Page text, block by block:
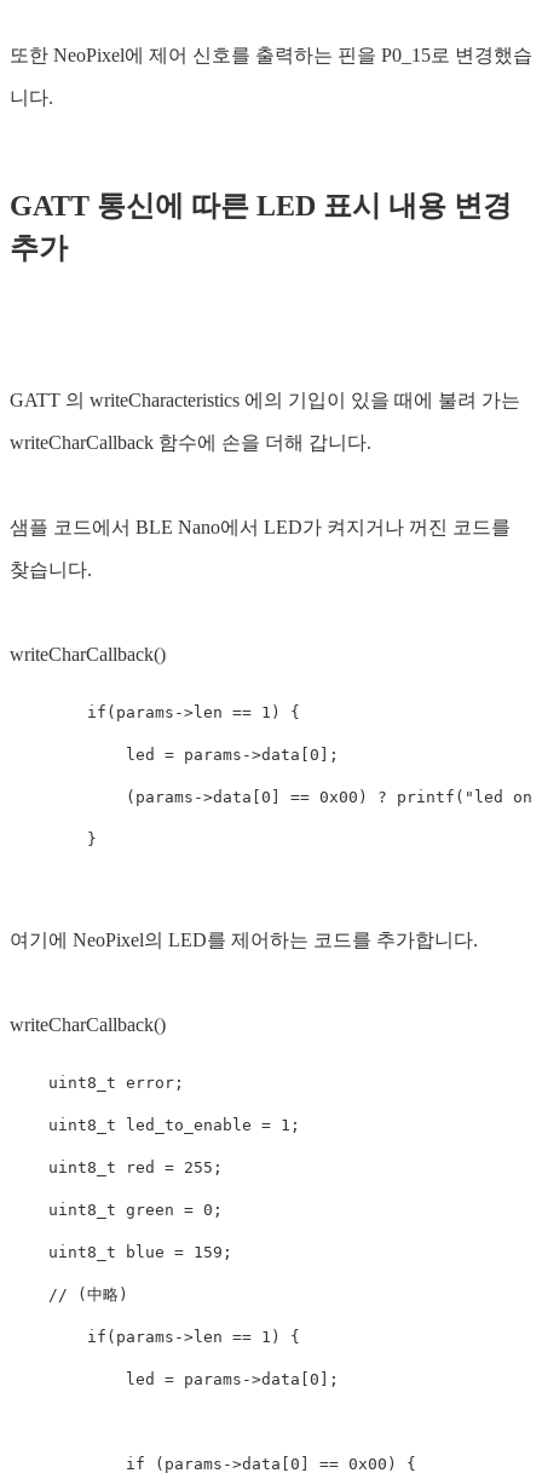
또한 NeoPixel에 제어 신호를 출력하는 핀을 P0_15로 변경했습
니다.
GATT 통신에 따른 LED 표시 내용 변경
추가
GATT 의 writeCharacteristics 에의 기입이 있을 때에 불려 가는
writeCharCallback 함수에 손을 더해 갑니다.
샘플 코드에서 BLE Nano에서 LED가 켜지거나 꺼진 코드를
찾습니다.
writeCharCallback()
if ( params ->len == 1 ) {
led = params ->data [0 ];
( params ->data [0 ] == 0x00 ) ? printf ( "led on
}
여기에 NeoPixel의 LED를 제어하는 ​​코드를 추가합니다.
writeCharCallback()
uint8_t error ;
uint8_t led_to_enable = 1 ;
uint8_t red = 255 ;
uint8_t green = 0 ;
uint8_t blue = 159 ;
// (中略)
if ( params ->len == 1 ) {
led = params ->data [0 ];
if ( params ->data [0 ] == 0x00 ) {